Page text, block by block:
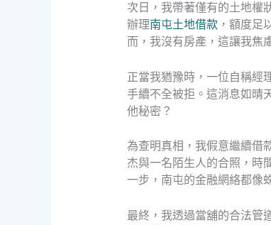
次日，我帶著僅有的土地權
辦理南屯土地借款，額度足
而，我沒有房產，這讓我焦
正當我猶豫時，一位自稱經
手續不全被拒。這消息如晴
他秘密？
為查明真相，我假意繼續借
杰與一名陌生人的合照，時
一步，南屯的金融網絡都像
最終，我透過當舖的合法管